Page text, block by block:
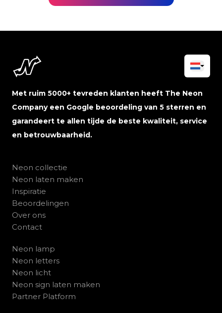
Met ruim 5000+ tevreden klanten heeft The Neon
Company een Google beoordeling van 5 sterren en
garandeert te allen tijde de beste kwaliteit, service
en betrouwbaarheid.
Neon collectie
Neon laten maken
Inspiratie
Beoordelingen
Over ons
Contact
Neon lamp
Neon letters
Neon licht
Neon sign laten maken
Partner Platform